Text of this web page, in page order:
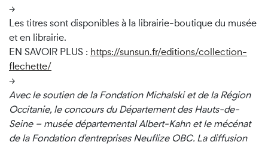
→
Les titres sont disponibles à la librairie-boutique du musée
et en librairie.
EN SAVOIR PLUS : https://sunsun.fr/editions/collection-
flechette/
→
Avec le soutien de la Fondation Michalski et de la Région
Occitanie, le concours du Département des Hauts-de-
Seine – musée départemental Albert-Kahn et le mécénat
de la Fondation d'entreprises Neuflize OBC. La diffusion